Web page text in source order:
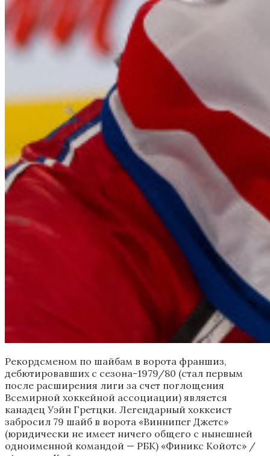
Рекордсменом по шайбам в ворота франшиз,
дебютировавших с сезона-1979/80 (стал первым
после расширения лиги за счет поглощения
Всемирной хоккейной ассоциации) является
канадец Уэйн Гретцки. Легендарный хоккеист
забросил 79 шайб в ворота «Виннипег Джетс»
(юридически не имеет ничего общего с нынешней
одноименной командой — РБК) «Финикс Койотс» /